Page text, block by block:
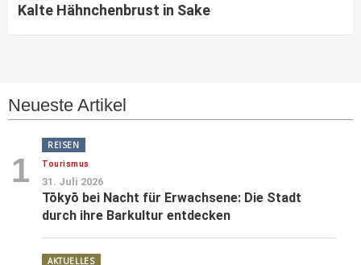
Kalte Hähnchenbrust in Sake
Neueste Artikel
1
REISEN
Tourismus
31. Juli 2026
Tōkyō bei Nacht für Erwachsene: Die Stadt
durch ihre Barkultur entdecken
AKTUELLES